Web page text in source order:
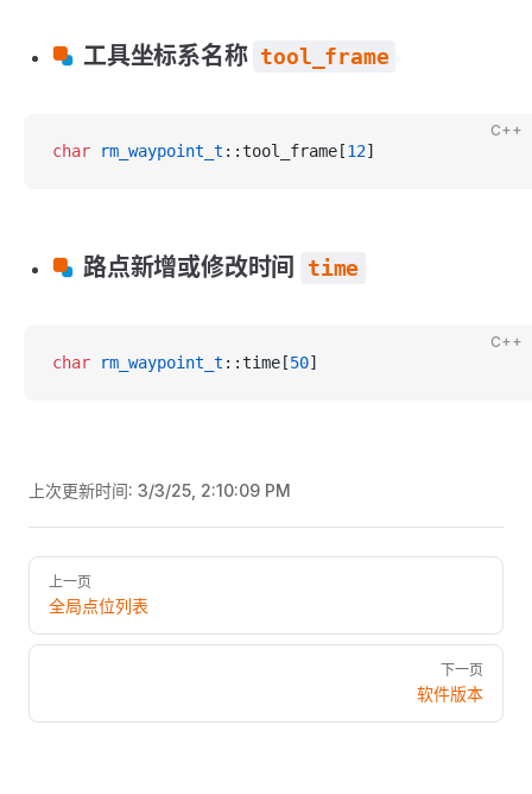
工具坐标系名称 tool_frame
C++
char rm_waypoint_t ::tool_frame[12]
路点新增或修改时间 time
C++
char rm_waypoint_t ::time[50]
上次更新时间: 3/3/25, 2:10:09 PM
Pager
上一页
全局点位列表
下一页
软件版本